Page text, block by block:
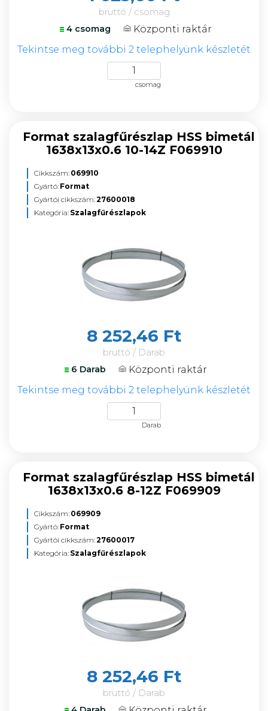
bruttó / csomag
4 csomag
Központi raktár
Tekintse meg további 2 telephelyünk készletét
csomag
Format szalagfűrészlap HSS bimetál
1638x13x0.6 10-14Z F069910
Cikkszám: 069910
Gyártó: Format
Gyártói cikkszám:27600018
Kategória: Szalagfűrészlapok
8 252,46 Ft
bruttó / Darab
6 Darab
Központi raktár
Tekintse meg további 2 telephelyünk készletét
Darab
Format szalagfűrészlap HSS bimetál
1638x13x0.6 8-12Z F069909
Cikkszám: 069909
Gyártó: Format
Gyártói cikkszám:27600017
Kategória: Szalagfűrészlapok
8 252,46 Ft
bruttó / Darab